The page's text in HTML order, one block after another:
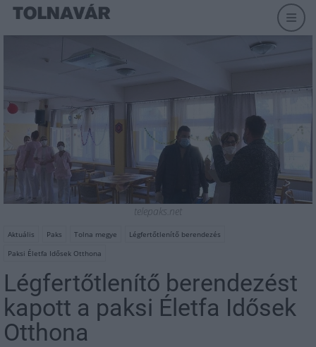
telepaks.net
Aktuális Paks Tolna megye
Légfertőtlenítő berendezés
Paksi Életfa Idősek Otthona
Légfertőtlenítő berendezést
kapott a paksi Életfa Idősek
Otthona